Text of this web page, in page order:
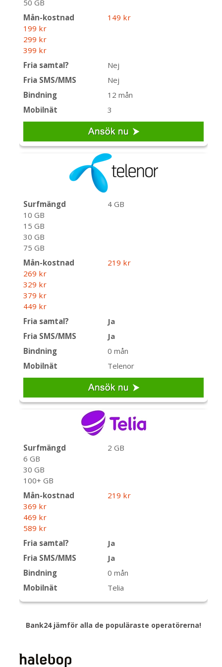
50 GB
Mån-kostnad
149 kr
199 kr
299 kr
399 kr
Fria samtal?
Nej
Fria SMS/MMS
Nej
Bindning
12 mån
Mobilnät
3
Surfmängd
4 GB
10 GB
15 GB
30 GB
75 GB
Mån-kostnad
219 kr
269 kr
329 kr
379 kr
449 kr
Fria samtal?
Ja
Fria SMS/MMS
Ja
Bindning
0 mån
Mobilnät
Telenor
Surfmängd
2 GB
6 GB
30 GB
100+ GB
Mån-kostnad
219 kr
369 kr
469 kr
589 kr
Fria samtal?
Ja
Fria SMS/MMS
Ja
Bindning
0 mån
Mobilnät
Telia
Bank24 jämför alla de populäraste operatörerna!